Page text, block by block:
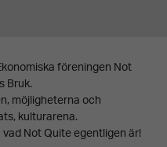
föreningen Not
Bruk.
möjligheterna och
kulturarena.
Not Quite egentligen är!